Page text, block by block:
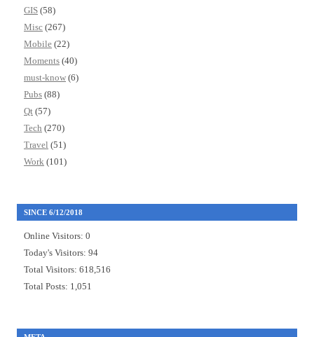
GIS (58)
Misc (267)
Mobile (22)
Moments (40)
must-know (6)
Pubs (88)
Qt (57)
Tech (270)
Travel (51)
Work (101)
SINCE 6/12/2018
Online Visitors: 0
Today's Visitors: 94
Total Visitors: 618,516
Total Posts: 1,051